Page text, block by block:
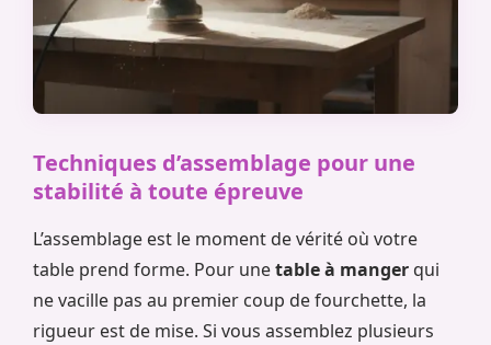
Techniques d’assemblage pour une
stabilité à toute épreuve
L’assemblage est le moment de vérité où votre
table prend forme. Pour unetable à manger qui
ne vacille pas au premier coup de fourchette, la
rigueur est de mise. Si vous assemblez plusieurs